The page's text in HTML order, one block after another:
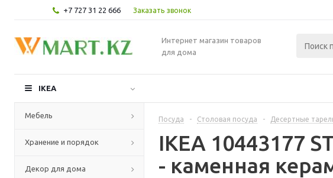
+7 727 31 22 666 Заказать звонок
Интернет магазин товаров
для дома
IKEA
Мебель
Хранение и порядок
Декор для дома
Посуда - Столовая посуда - Десертные
IKEA 10443177
- каменная